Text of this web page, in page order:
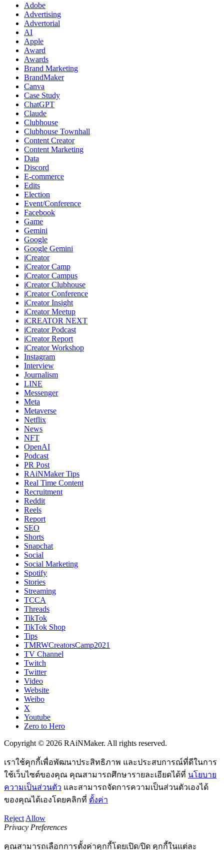
Adobe
Advertising
Advertorial
AI
Apple
Award
Awards
Brand Marketing
BrandMaker
Canva
Case Study
ChatGPT
Claude
Clubhouse
Clubhouse Townhall
Content Creator
Content Marketing
Data
Discord
E-commerce
Edits
Election
Event/Conference
Facebook
Game
Gemini
Google
Google Gemini
iCreator
iCreator Camp
iCreator Campus
iCreator Clubhouse
iCreator Conference
iCreator Insight
iCreator Meetup
iCREATOR NEXT
iCreator Podcast
iCreator Report
iCreator Workshop
Instagram
Interview
Journalism
LINE
Messenger
Meta
Metaverse
Netflix
News
NFT
OpenAI
Podcast
PR Post
RAiNMaker Tips
Real Time Content
Recruitment
Reddit
Reels
Report
SEO
Shorts
Snapchat
Social
Social Marketing
Spotify
Stories
Streaming
TCCA
Threads
TikTok
TikTok Shop
Tips
TMRWCreatorsCamp2021
TV Channel
Twitch
Twitter
Video
Website
Weibo
X
Youtube
Zero to Hero
Copyright © 2026 RAiNMaker. All rights reserved.
เราใช้คุกกี้เพื่อพัฒนาประสิทธิภาพ และประสบการณ์ที่ดีในการ
ใช้เว็บไซต์ของคุณ คุณสามารถศึกษารายละเอียดได้ที่ นโยบาย
ความเป็นส่วนตัว และสามารถจัดการความเป็นส่วนตัวเองได้
ของคุณได้เองโดยคลิกที่ ตั้งค่า
Reject Allow
Privacy Preferences
คุณสามารถเลือกการตั้งค่าคุกกี้โดยเปิด/ปิด คุกกี้ในแต่ละ